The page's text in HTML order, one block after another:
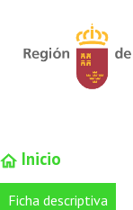
Inicio
Ficha descriptiva